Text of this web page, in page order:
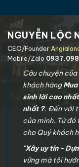
NGUYỄN LỘC
CEO/Founder
Mobile/Zalo
Câu chuyện
khách hàng
sinh lời cao
nhất ?. Đến với
của mình. Từ
cho Quý khách
"Xây uy tín -
vững mà tôi